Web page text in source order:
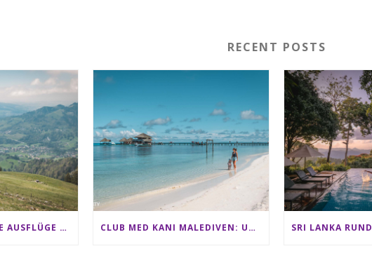
RECENT POSTS
FRIBOURG: 7 TOLLE AUSFLÜGE FÜR FAMILIEN VON CHARMEY BIS LES PACCOTS CLUB MED KANI MALEDIVEN: UNSERE ERFAHRUNGEN IM ALL-INCLUSIVE PARADIES